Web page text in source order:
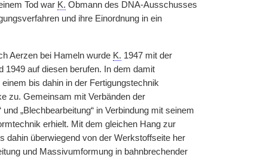
Tod war K. Obmann des DNA-Ausschusses
und ihre Einordnung in ein
Aerzen bei Hameln wurde K. 1947 mit der
1949 auf diesen berufen. In dem damit
bis dahin in der Fertigungstechnik
zu. Gemeinsam mit Verbänden der
„Blechbearbeitung“ in Verbindung mit seinem
erhielt. Mit dem gleichen Hang zur
überwiegend von der Werkstoffseite her
und Massivumformung in bahnbrechender